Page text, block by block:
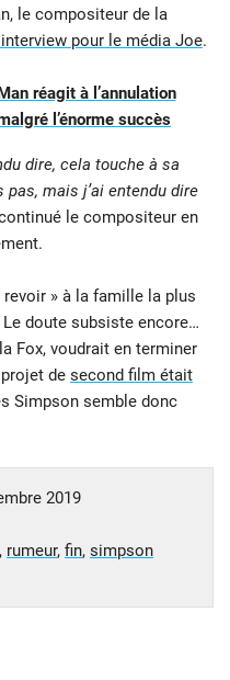
le compositeur de la
interview pour le média Joe.
réagit à l’annulation
l’énorme succès
dire, cela touche à sa
pas, mais j’ai entendu dire
le compositeur en
» à la famille la plus
doute subsiste encore…
Fox, voudrait en terminer
de second film était
Simpson semble donc
2019
, rumeur, fin, simpson